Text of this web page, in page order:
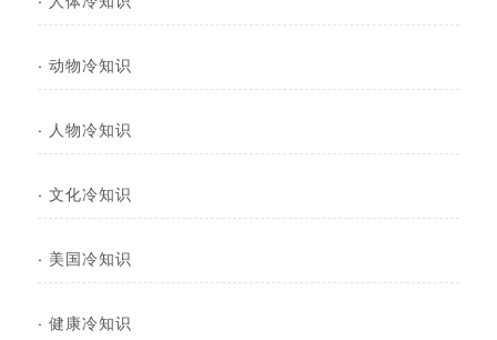
· 动物冷知识
· 人物冷知识
· 文化冷知识
· 美国冷知识
· 健康冷知识